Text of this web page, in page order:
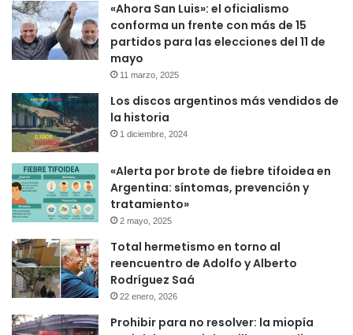
«Ahora San Luis»: el oficialismo
conforma un frente con más de 15
partidos para las elecciones del 11 de
mayo
11 marzo, 2025
Los discos argentinos más vendidos de
la historia
1 diciembre, 2024
«Alerta por brote de fiebre tifoidea en
Argentina: síntomas, prevención y
tratamiento»
2 mayo, 2025
Total hermetismo en torno al
reencuentro de Adolfo y Alberto
Rodríguez Saá
22 enero, 2026
Prohibir para no resolver: la miopía